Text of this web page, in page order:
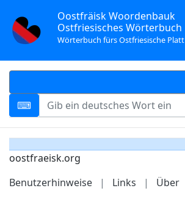
Oostfräisk Woordenbauk
Ostfriesisches Wörterbuch
Wörterbuch fürs Ostfriesische Platt
oostfraeisk.org
Benutzerhinweise
| Links | Über